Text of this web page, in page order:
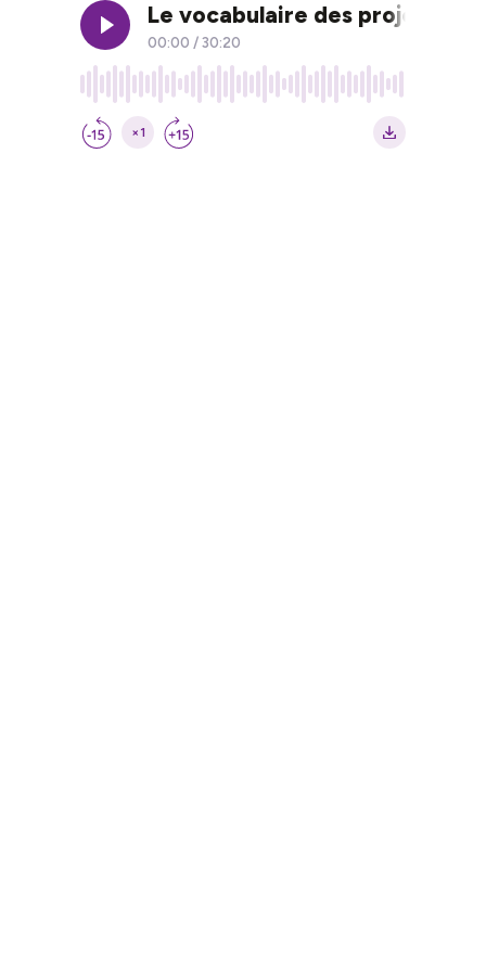
Le vocabulaire des projets
00:00 / 30:20
×1